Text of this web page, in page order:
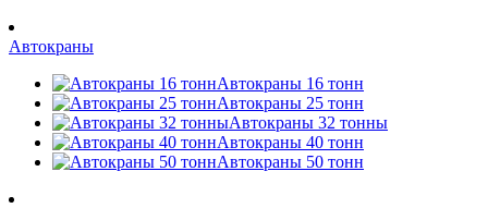
Автокраны
Автокраны 16 тонн
Автокраны 25 тонн
Автокраны 32 тонны
Автокраны 40 тонн
Автокраны 50 тонн